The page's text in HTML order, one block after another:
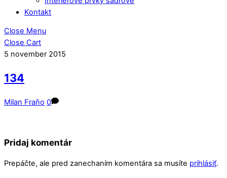
Kontakt
Close Menu
Close Cart
5 november 2015
134
Milan Fraňo 0
Pridaj komentár
Prepáčte, ale pred zanechaním komentára sa musíte prihlásiť.